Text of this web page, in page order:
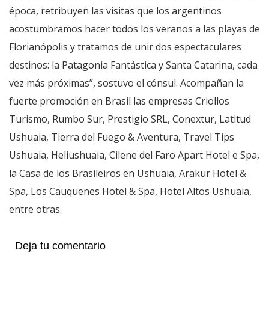
época, retribuyen las visitas que los argentinos
acostumbramos hacer todos los veranos a las playas de
Florianópolis y tratamos de unir dos espectaculares
destinos: la Patagonia Fantástica y Santa Catarina, cada
vez más próximas”, sostuvo el cónsul. Acompañan la
fuerte promoción en Brasil las empresas Criollos
Turismo, Rumbo Sur, Prestigio SRL, Conextur, Latitud
Ushuaia, Tierra del Fuego & Aventura, Travel Tips
Ushuaia, Heliushuaia, Cilene del Faro Apart Hotel e Spa,
la Casa de los Brasileiros en Ushuaia, Arakur Hotel &
Spa, Los Cauquenes Hotel & Spa, Hotel Altos Ushuaia,
entre otras.
Deja tu comentario